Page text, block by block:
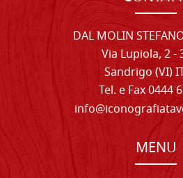
DAL MOLIN
Via Lupiola, 2 -
Sandrigo (VI)
Tel. e Fax 0444
MENU